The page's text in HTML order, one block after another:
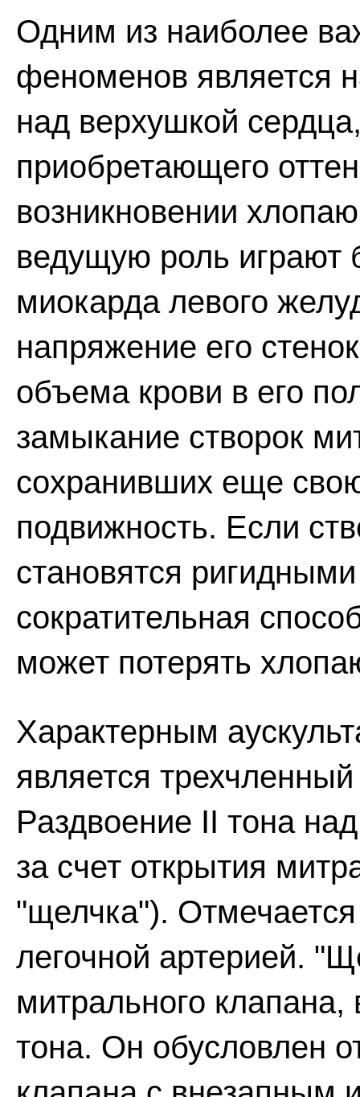
Одним из наиболее
феноменов является
над верхушкой
приобретающего
возникновении
ведущую роль играют
миокарда левого
напряжение его
объема крови в его
замыкание створок
сохранивших еще
подвижность. Если
становятся
сократительная
может потерять
Характерным
является
Раздвоение II тона
за счет открытия
"щелчка").
легочной артерией.
митрального клапана,
тона. Он обусловлен